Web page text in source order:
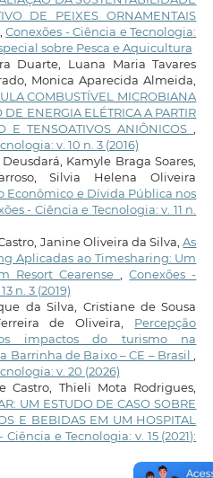
DE PEIXES ORNAMENTAIS
,Conexões - Ciência e Tecnologia:
sobre Pesca e Aquicultura
Duarte, Luana Maria Tavares
Monica Aparecida Almeida,
COMBUSTÍVEL MICROBIANA
DE ENERGIA ELÉTRICA A PARTIR
E TENSOATIVOS ANIÔNICOS
v. 10 n. 3 (2016)
Kamyle Braga Soares,
Silvia Helena Oliveira
Econômico e Dívida Pública nos
- Ciência e Tecnologia: v. 11 n.
Janine Oliveira da Silva,As
Aplicadas ao Timesharing: Um
Resort Cearense
,Conexões -
n. 3 (2019)
da Silva, Cristiane de Sousa
de Oliveira, Percepção
impactos do turismo na
Barrinha de Baixo – CE – Brasil
v. 20 (2026)
Castro, Thieli Mota Rodrigues,
UM ESTUDO DE CASO SOBRE
E BEBIDAS EM UM HOSPITAL
Ciência e Tecnologia: v. 15 (2021):